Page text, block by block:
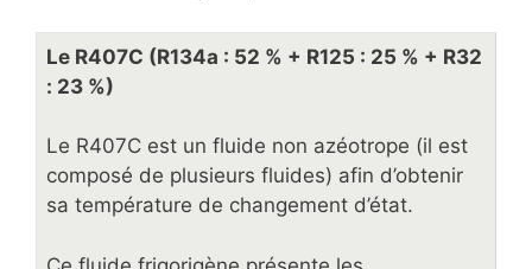
Le R407C (R134a : 52 % + R125 : 25 % + R32
: 23 %)
Le R407C est un fluide non azéotrope (il est
composé de plusieurs fluides) afin d’obtenir
sa température de changement d’état.